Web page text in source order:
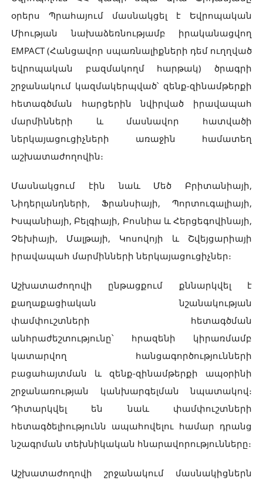
օրերս Պրահայում մասնակցել է Եվրոպական
Միության նախաձեռնությամբ իրականացվող
EMPACT (Հանցավոր սպառնալիքների դեմ ուղղված
եվրոպական բազմակողմ հարթակ) ծրագրի
շրջանակում կազմակերպված՝ զենք-զինամթերքի
հետագծման հարցերին նվիրված իրավապահ
մարմինների և մասնավոր հատվածի
ներկայացուցիչների առաջին համատեղ
աշխատաժողովին։
Մասնակցում էին նաև Մեծ Բրիտանիայի,
Նիդերլանդների, Ֆրանսիայի, Պորտուգալիայի,
Իսպանիայի, Բելգիայի, Բոսնիա և Հերցեգովինայի,
Չեխիայի, Մալթայի, Կոսովոյի և Շվեյցարիայի
իրավապահ մարմինների ներկայացուցիչներ։
Աշխատաժողովի ընթացքում քննարկվել է
քաղաքացիական նշանակության
փամփուշտների հետագծման
անհրաժեշտությունը՝ հրազենի կիրառմամբ
կատարվող հանցագործությունների
բացահայտման և զենք-զինամթերքի ապօրինի
շրջանառության կանխարգելման նպատակով։
Դիտարկվել են նաև փամփուշտների
հետագծելիությունն ապահովելու համար դրանց
նշագրման տեխնիկական հնարավորությունները։
Աշխատաժողովի շրջանակում մասնակիցներն